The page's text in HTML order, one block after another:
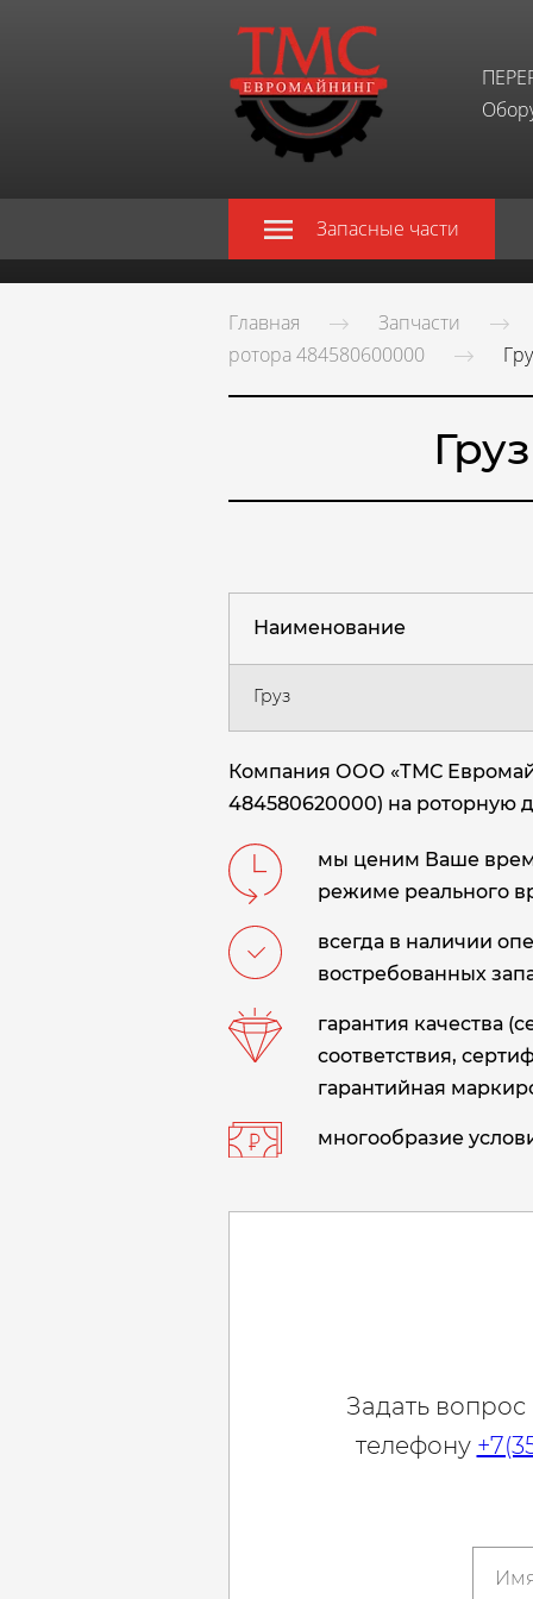
Запасные части
Главная
Запчасти
ротора 484580600000
Наименование
Груз
Компания ООО «ТМС
484580620000) на роторную
мы ценим Ваше
режиме реального
всегда в наличии
востребованных
гарантия качества
соответствия,
гарантийная
многообразие
Задать
телефону